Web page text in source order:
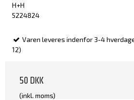
H+H
5224824
Varen leveres indenfor 3-4
12)
50 DKK
(inkl. moms)